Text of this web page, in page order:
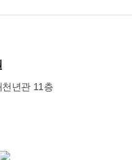
년관 11층